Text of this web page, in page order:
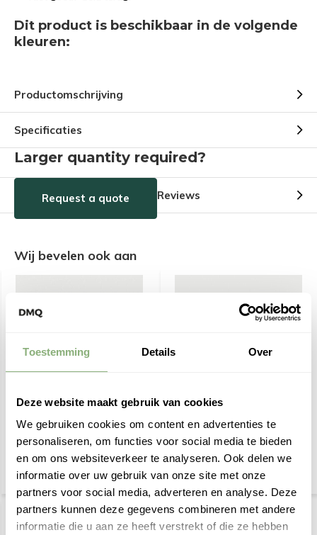
Toestemming Details Over
Deze website maakt gebruik van cookies
We gebruiken cookies om content en advertenties te
personaliseren, om functies voor social media te bieden
en om ons websiteverkeer te analyseren. Ook delen we
informatie over uw gebruik van onze site met onze
partners voor social media, adverteren en analyse. Deze
partners kunnen deze gegevens combineren met andere
informatie die u aan ze heeft verstrekt of die ze hebben
Dit product is beschikbaar in de volgende
kleuren:
Productomschrijving
Specificaties
Larger quantity required?
Request a quote Reviews
Wij bevelen ook aan
Trimless inbouwspot
GU10 Moon 1 Rond -
Geborsteld brons
€ 59,95
Trimless inbouwspot
GU10 Moon 1 Rond Zwart
€ 44,95